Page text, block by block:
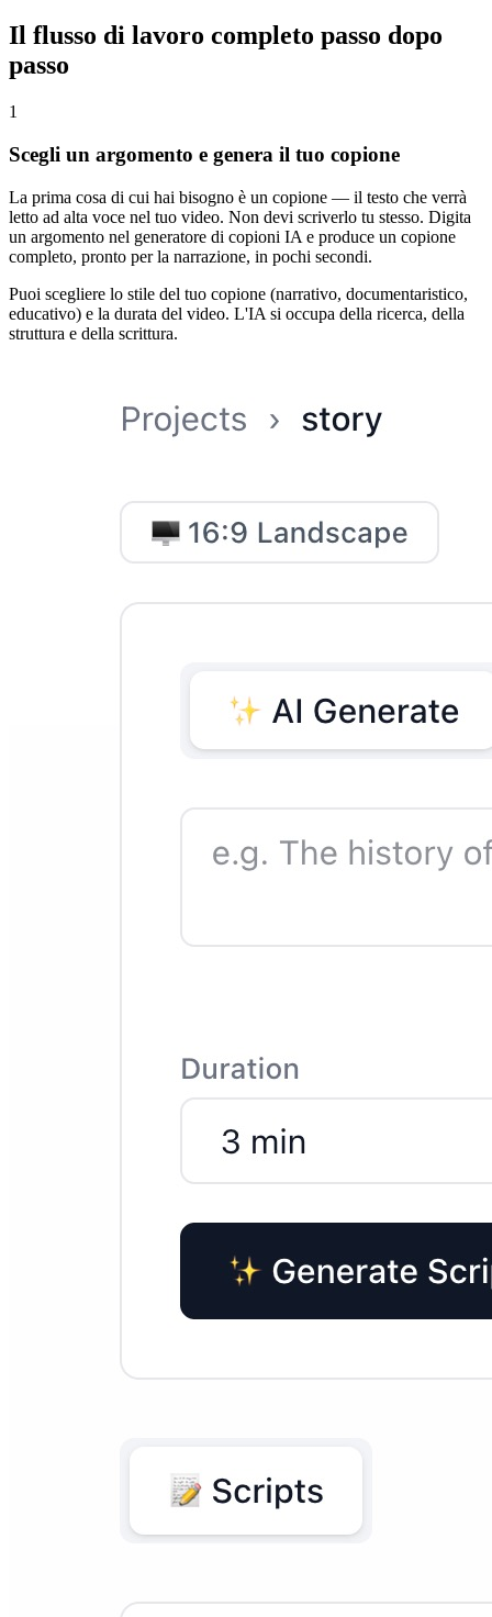
Il flusso di lavoro completo passo dopo
passo
1
Scegli un argomento e genera il tuo copione
La prima cosa di cui hai bisogno è un copione — il testo che verrà
letto ad alta voce nel tuo video. Non devi scriverlo tu stesso. Digita
un argomento nel generatore di copioni IA e produce un copione
completo, pronto per la narrazione, in pochi secondi.
Puoi scegliere lo stile del tuo copione (narrativo, documentaristico,
educativo) e la durata del video. L'IA si occupa della ricerca, della
struttura e della scrittura.